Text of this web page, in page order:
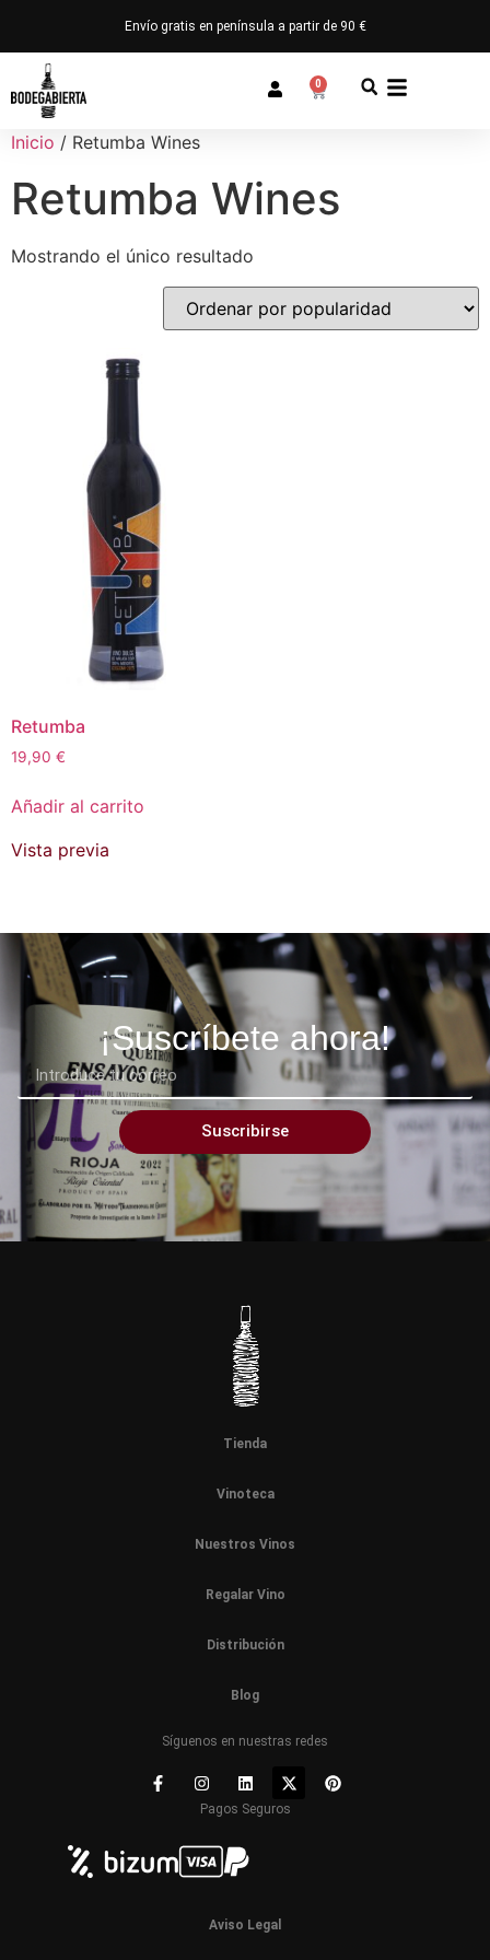
Envío gratis en península a partir de 90 €
0
Inicio / Retumba Wines
Retumba Wines
Mostrando el único resultado
Retumba
19,90 €
Añadir al carrito
Vista previa
¡Suscríbete ahora!
Suscribirse
Tienda
Vinoteca
Nuestros Vinos
Regalar Vino
Distribución
Blog
Síguenos en nuestras redes
Pagos Seguros
Aviso Legal